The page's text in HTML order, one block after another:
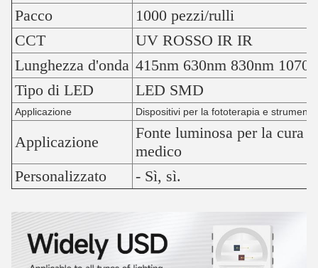
Pacco
1000 pezzi/rulli
CCT
UV ROSSO IR IR
Lunghezza d'onda 415nm 630nm 830nm
Tipo di LED
LED SMD
Applicazione Dispositivi per la fototerapia e strumenti
Applicazione
Fonte luminosa per la cura
medico
Personalizzato
- Sì, sì.